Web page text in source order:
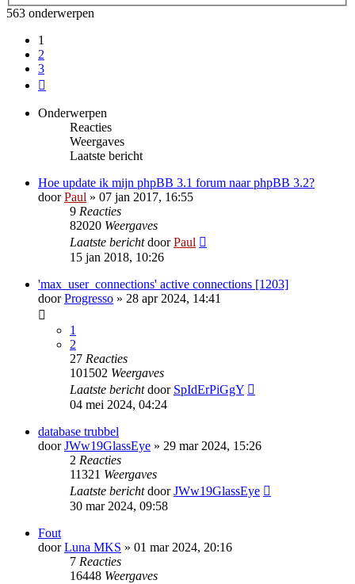
563 onderwerpen
1
2
3
Onderwerpen
Reacties
Weergaves
Laatste bericht
Hoe update ik mijn phpBB 3.1 forum naar phpBB 3.2?
doorPaul » 07 jan 2017, 16:55
9 Reacties
82020 Weergaves
Laatste berichtdoorPaul
15 jan 2018, 10:26
'max_user_connections' active connections [1203]
doorProgresso » 28 apr 2024, 14:41
1
2
27 Reacties
101502 Weergaves
Laatste berichtdoor SpIdErPiGgY
04 mei 2024, 04:24
database trubbel
doorJWw19GlassEye » 29 mar 2024, 15:26
2 Reacties
11321 Weergaves
Laatste berichtdoorJWw19GlassEye
30 mar 2024, 09:58
Fout
doorLuna MKS » 01 mar 2024, 20:16
7 Reacties
16448 Weergaves